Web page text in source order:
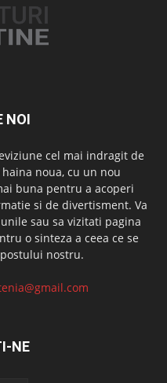
NOI
cel mai indragit de
noua, cu un nou
buna pentru a acoperi
si de divertisment. Va
sau sa vizitati pagina
o sinteza a ceea ce se
nostru.
NE